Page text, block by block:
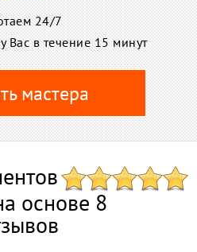
24/7
Вас в течение 15 минут
мастера
основе 8